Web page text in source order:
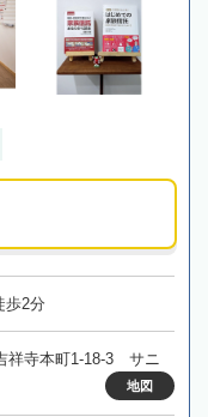
歩2分
祥寺本町1-18-3 サニ
地図